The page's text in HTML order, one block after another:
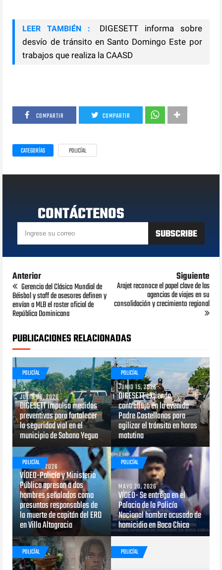
LEER TAMBIÉN :
DIGESETT informa sobre
desvío de tránsito en Santo Domingo Este por
trabajos que realiza la CAASD
COMPARTIR COMPARTIR
CATEGORÍAS POLICÍAL
CONTÁCTENOS
Anterior
Gerencia del Clásico Mundial de
Béisbol y staff de asesores definen y
envían a MLB el roster oficial de
República Dominicana
Siguiente
Arajet reconoce el papel clave de las
agencias de viajes en su
consolidación y crecimiento regional
PUBLICACIONES RELACIONADAS
POLICÍAL
JULIO 06, 2026
DIGESETT impulsa medidas
preventivas para fortalecer
la seguridad vial en el
municipio de Sabana Yegua
POLICÍAL
JUNIO 15, 2026
DIGESETT extiende
contraflujo en la avenida
Padre Castellanos para
agilizar el tránsito en horas
matutina
POLICÍAL
JUNIO 15, 2026
VÍDEO-Policía y Ministerio
Público apresan a dos
hombres señalados como
presuntos responsables de
la muerte de capitán del ERD
en Villa Altagracia
POLICÍAL
MAYO 20, 2026
VÍDEO- Se entrega en el
Palacio de la Policía
Nacional hombre acusado de
homicidio en Boca Chica
POLICÍAL POLICÍAL